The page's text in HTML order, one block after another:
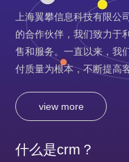
上海翼攀信息科技有限公
的合作伙伴，我们致力于
售和服务。一直以来，我
付质量为根本，不断提高
view more
什么是crm？